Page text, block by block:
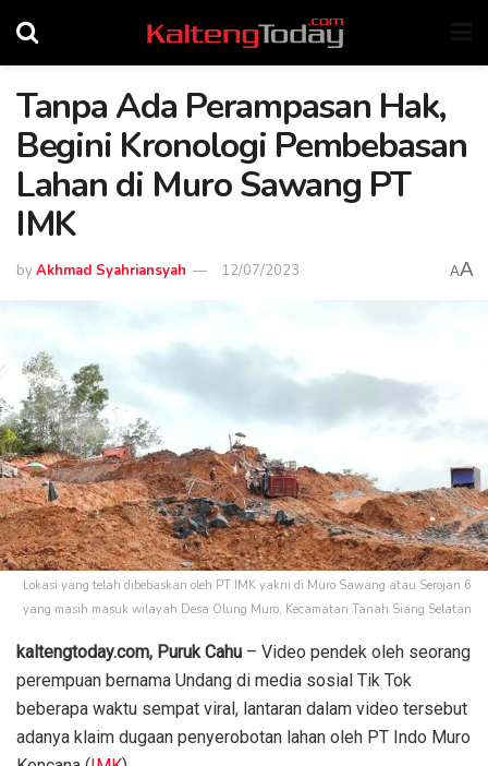
Tanpa Ada Perampasan Hak,
Begini Kronologi Pembebasan
Lahan di Muro Sawang PT
IMK
byAkhmad Syahriansyah 12/07/2023 AA
Lokasi yang telah dibebaskan oleh PT IMK yakni di Muro Sawang atau Serojan 6
yang masih masuk wilayah Desa Olung Muro, Kecamatan Tanah Siang Selatan
kaltengtoday.com, Puruk Cahu – Video pendek oleh seorang
perempuan bernama Undang di media sosial Tik Tok
beberapa waktu sempat viral, lantaran dalam video tersebut
adanya klaim dugaan penyerobotan lahan oleh PT Indo Muro